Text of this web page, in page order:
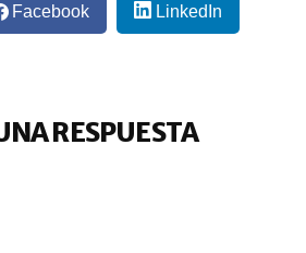
Facebook LinkedIn
RESPUESTA